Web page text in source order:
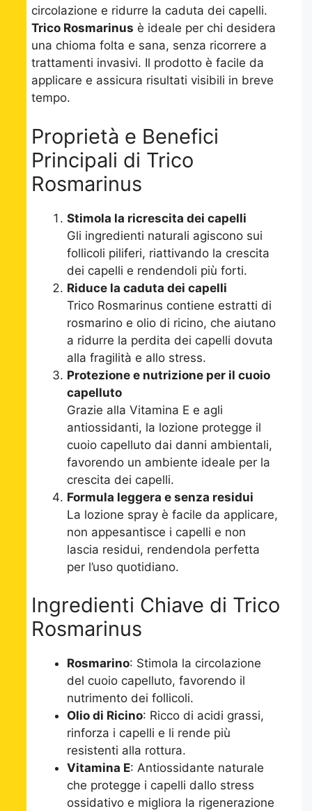
circolazione e ridurre la caduta dei capelli.
Trico Rosmarinus è ideale per chi desidera
una chioma folta e sana, senza ricorrere a
trattamenti invasivi. Il prodotto è facile da
applicare e assicura risultati visibili in breve
tempo.
Proprietà e Benefici
Principali di Trico
Rosmarinus
Stimola la ricrescita dei capelli
Gli ingredienti naturali agiscono sui
follicoli piliferi, riattivando la crescita
dei capelli e rendendoli più forti.
Riduce la caduta dei capelli
Trico Rosmarinus contiene estratti di
rosmarino e olio di ricino, che aiutano
a ridurre la perdita dei capelli dovuta
alla fragilità e allo stress.
Protezione e nutrizione per il cuoio
capelluto
Grazie alla Vitamina E e agli
antiossidanti, la lozione protegge il
cuoio capelluto dai danni ambientali,
favorendo un ambiente ideale per la
crescita dei capelli.
Formula leggera e senza residui
La lozione spray è facile da applicare,
non appesantisce i capelli e non
lascia residui, rendendola perfetta
per l’uso quotidiano.
Ingredienti Chiave di Trico
Rosmarinus
Rosmarino: Stimola la circolazione
del cuoio capelluto, favorendo il
nutrimento dei follicoli.
Olio di Ricino: Ricco di acidi grassi,
rinforza i capelli e li rende più
resistenti alla rottura.
Vitamina E: Antiossidante naturale
che protegge i capelli dallo stress
ossidativo e migliora la rigenerazione